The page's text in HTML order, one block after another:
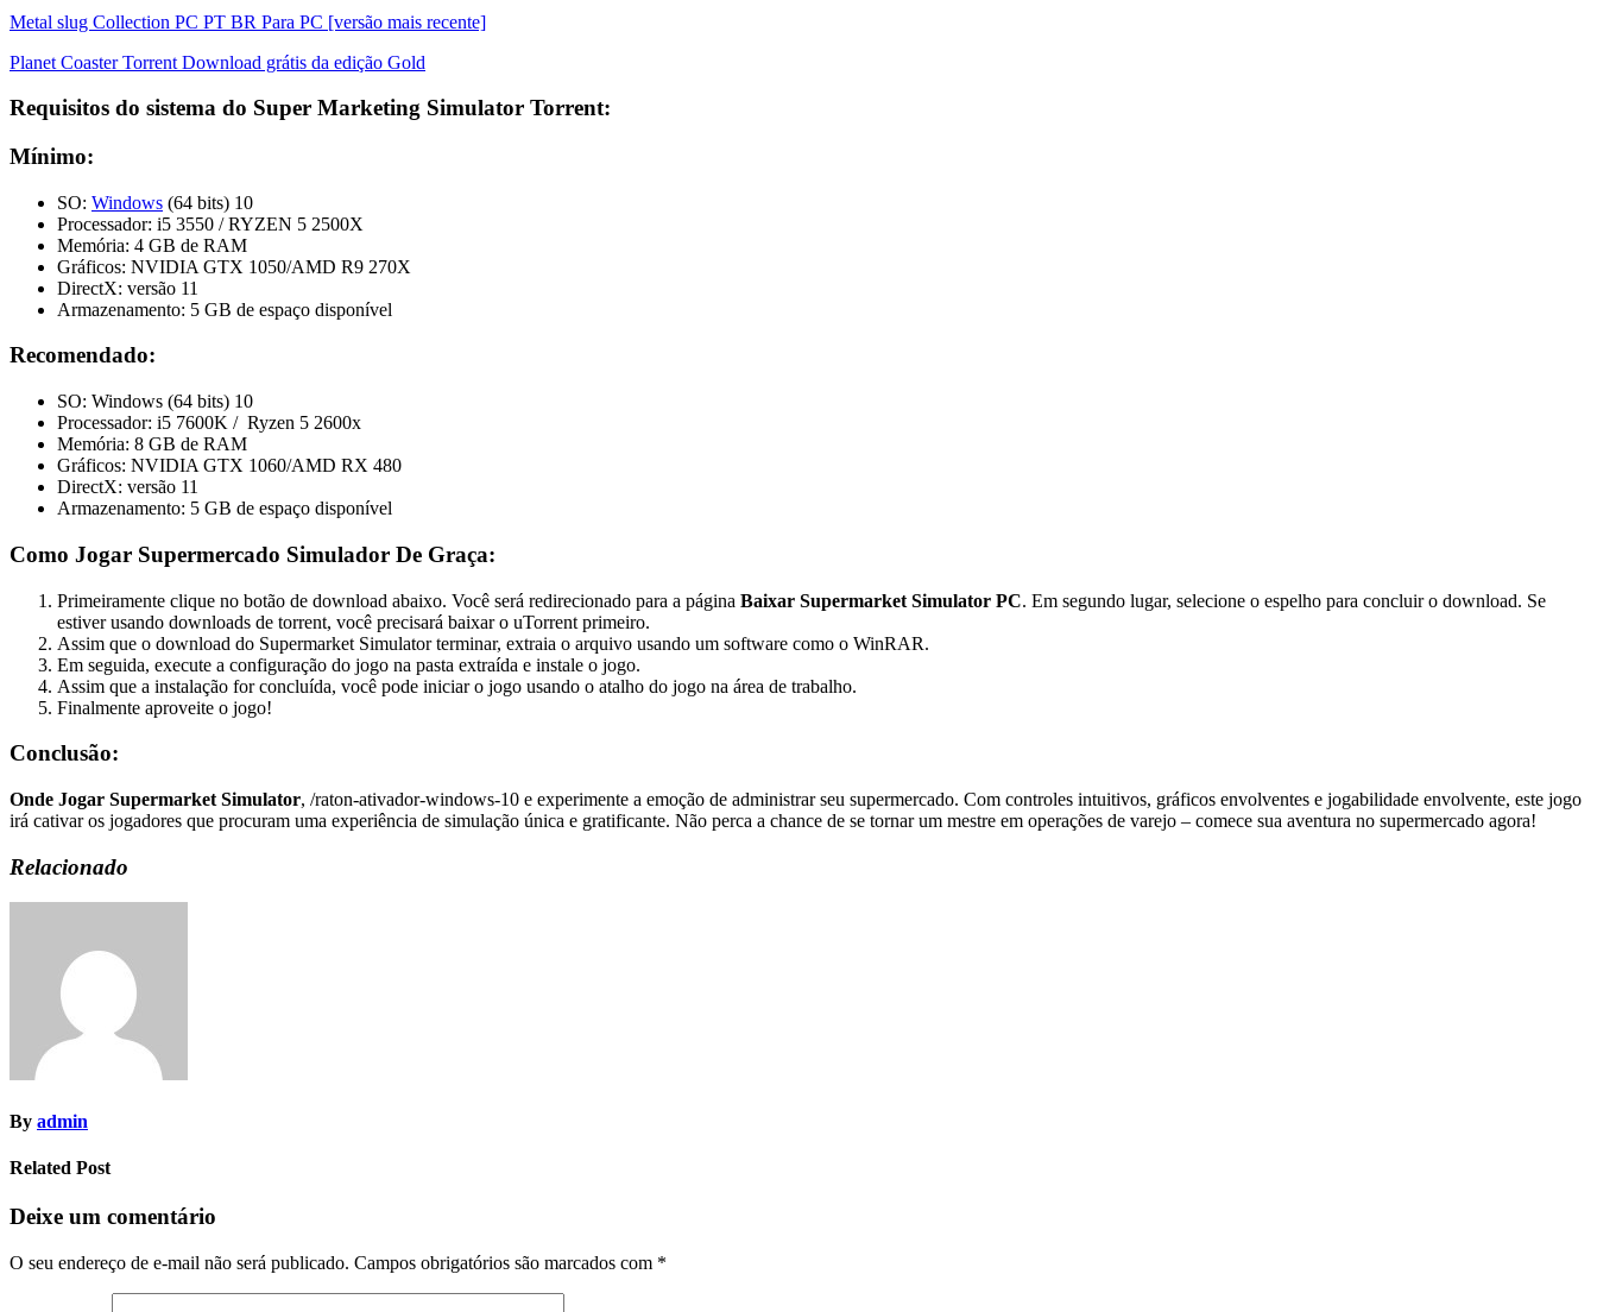
Metal slug Collection PC PT BR Para PC [versão mais recente]
Planet Coaster Torrent Download grátis da edição Gold
Requisitos do sistema do Super Marketing Simulator Torrent:
Mínimo:
SO: Windows (64 bits) 10
Processador: i5 3550 / RYZEN 5 2500X
Memória: 4 GB de RAM
Gráficos: NVIDIA GTX 1050/AMD R9 270X
DirectX: versão 11
Armazenamento: 5 GB de espaço disponível
Recomendado:
SO: Windows (64 bits) 10
Processador: i5 7600K / Ryzen 5 2600x
Memória: 8 GB de RAM
Gráficos: NVIDIA GTX 1060/AMD RX 480
DirectX: versão 11
Armazenamento: 5 GB de espaço disponível
Como Jogar Supermercado Simulador De Graça:
Primeiramente clique no botão de download abaixo. Você será redirecionado para a página Baixar Supermarket Simulator PC. Em segundo lugar, selecione o espelho para concluir o download. Se
estiver usando downloads de torrent, você precisará baixar o uTorrent primeiro.
Assim que o download do Supermarket Simulator terminar, extraia o arquivo usando um software como o WinRAR.
Em seguida, execute a configuração do jogo na pasta extraída e instale o jogo.
Assim que a instalação for concluída, você pode iniciar o jogo usando o atalho do jogo na área de trabalho.
Finalmente aproveite o jogo!
Conclusão:
Onde Jogar Supermarket Simulator, /raton-ativador-windows-10 e experimente a emoção de administrar seu supermercado. Com controles intuitivos, gráficos envolventes e jogabilidade envolvente, este jogo
irá cativar os jogadores que procuram uma experiência de simulação única e gratificante. Não perca a chance de se tornar um mestre em operações de varejo – comece sua aventura no supermercado agora!
Relacionado
By admin
Related Post
Deixe um comentário
O seu endereço de e-mail não será publicado. Campos obrigatórios são marcados com *